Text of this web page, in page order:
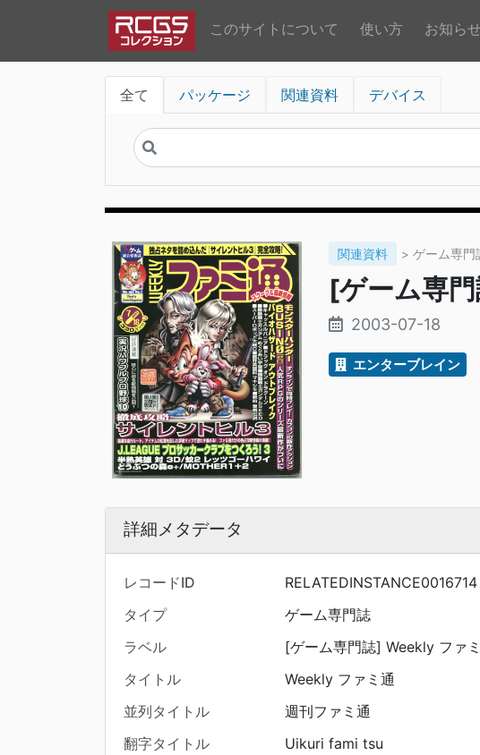
このサイトについて 使い方 お知らせ
全て パッケージ 関連資料 デバイス
関連資料 > ゲーム専門
[ゲーム専
2003-07-18
エンターブレイン
詳細メタデータ
レコードID
RELATEDINSTANCE0016714
タイプ
ゲーム専門誌
ラベル
[ゲーム専門誌] Weekly ファ
タイトル
Weekly ファミ通
並列タイトル
週刊ファミ通
翻字タイトル
Uikuri fami tsu